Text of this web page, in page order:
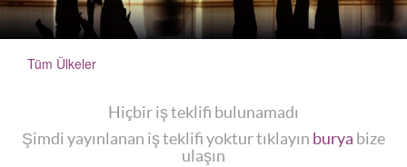
Tüm Ülkeler
Hiçbir iş teklifi bulunamadı
Şimdi yayınlanan iş teklifi yoktur tıklayın burya bize
ulaşın